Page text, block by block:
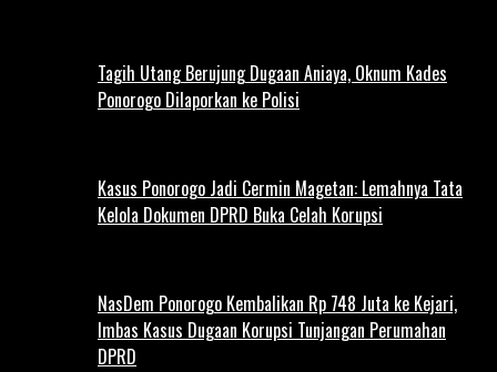
Tagih Utang Berujung Dugaan Aniaya, Oknum Kades
Ponorogo Dilaporkan ke Polisi
Kasus Ponorogo Jadi Cermin Magetan: Lemahnya Tata
Kelola Dokumen DPRD Buka Celah Korupsi
NasDem Ponorogo Kembalikan Rp 748 Juta ke Kejari,
Imbas Kasus Dugaan Korupsi Tunjangan Perumahan
DPRD